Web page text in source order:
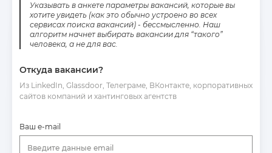
Указывать в анкете параметры вакансий, которые вы
хотите увидеть (как это обычно устроено во всех
сервисах поиска вакансий) - бессмысленно. Наш
алгоритм начнет выбирать вакансии для “такого”
человека, а не для вас.
Откуда вакансии?
Из LinkedIn, Glassdoor, Телеграме, ВКонтакте, корпоративных
сайтов компаний и хантинговых агентств
Ваш e-mail
Введите данные email